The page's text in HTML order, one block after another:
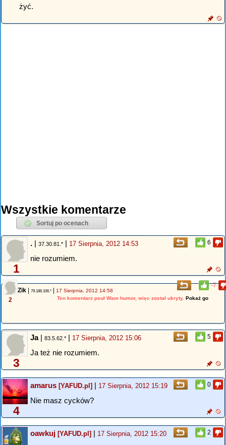
żyć.
Wszystkie komentarze
6
1
. | 37.30.81.* | 17 Sierpnia, 2012 14:53
nie rozumiem.
-7
2
Zik 79.186.106.*
17 Sierpnia, 2012 14:58
Ten komentarz psuł Wam humor, więc został ukryty. Pokaż go
5
3
Ja| 83.5.62.* | 17 Sierpnia, 2012 15:06
Ja też nie rozumiem.
0
4
amarus [YAFUD.pl] | 17 Sierpnia, 2012 15:19
Nie masz cycków?
2
oawkuj [YAFUD.pl] | 17 Sierpnia, 2012 15:20